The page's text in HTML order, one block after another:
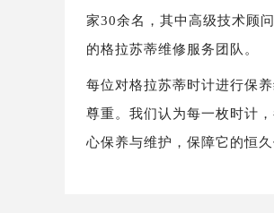
家30余名，其中高级技术顾
的格拉苏蒂维修服务团队。
每位对格拉苏蒂时计进行保
尊重。我们认为每一枚时计
心保养与维护，保障它的恒